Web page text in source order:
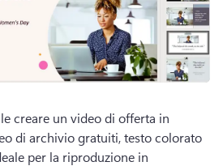
creare un video di offerta in
di archivio gratuiti, testo colorato
per la riproduzione in